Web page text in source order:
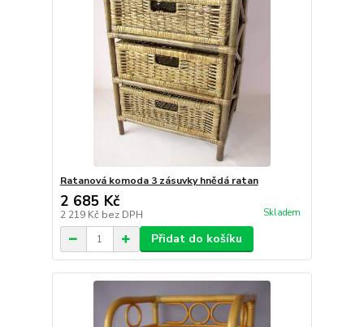
Ratanová komoda 3 zásuvky hnědá ratan
2 685 Kč
2 219 Kč bez DPH Skladem
Přidat do košíku